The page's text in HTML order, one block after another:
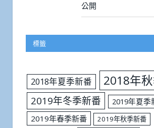
公開
標籤
2018年夏季新番 2018年
2019年冬季新番
2019年夏季
2019年春季新番
2019年秋季新番